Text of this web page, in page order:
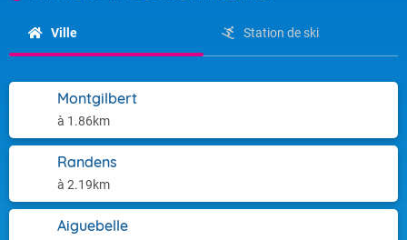
Ville Station de ski
Montgilbert
à 1.86km
Randens
à 2.19km
Aiguebelle